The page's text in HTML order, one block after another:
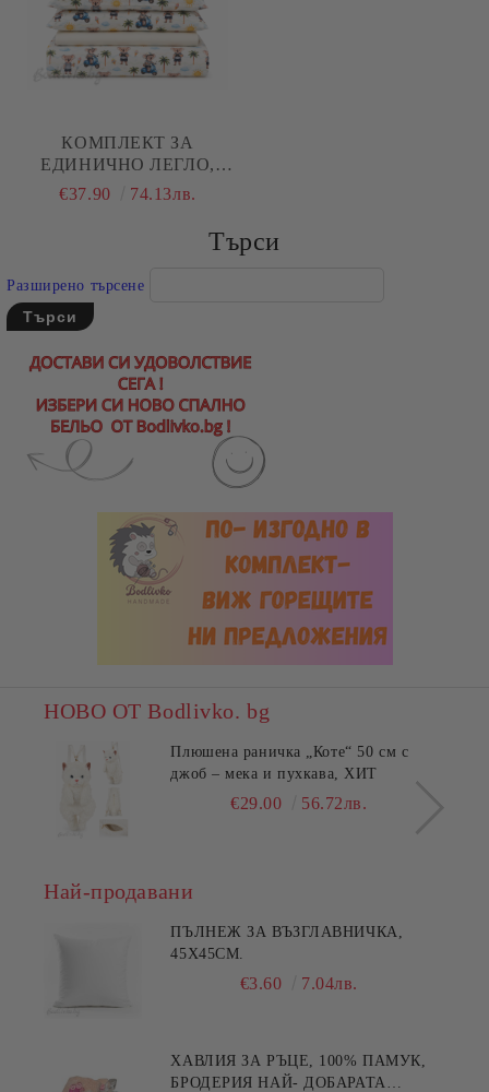
КОМПЛЕКТ ЗА
ЕДИНИЧНО ЛЕГЛО,
КОАЛА С ПАЛИ, 100%
(ПОПЛИН), 3 ЧАСТИ
€37.90 74.13лв.
Търси
Разширено търсене
НОВО ОТ Bodlivko. bg
Плюшена раничка „Коте“ 50 см с
джоб – мека и пухкава, ХИТ
€29.00 56.72лв.
Най-продавани
ПЪЛНЕЖ ЗА ВЪЗГЛАВНИЧКА,
45X45СМ.
€3.60 7.04лв.
ХАВЛИЯ ЗА РЪЦЕ, 100% ПАМУК,
БРОДЕРИЯ НАЙ- ДОБАРАТА